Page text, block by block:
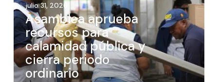
julio 31, 2026
Asamblea aprueba
recursos para
calamidad pública y
cierra periodo
ordinario